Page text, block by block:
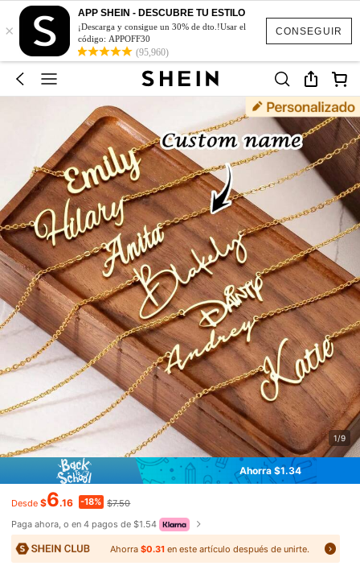
CONSEGUIR
×
APP SHEIN - DESCUBRE TU ESTILO
¡Descarga y consigue un 30% de dto.!Usar el
código: APPOFF30
(95,960)
1/9
Ahorra $1.34
Desde $6.16 -18% $7.50
Paga ahora, o en 4 pagos de $1.54
Ahorra $0.31en este artículo después de unirte.